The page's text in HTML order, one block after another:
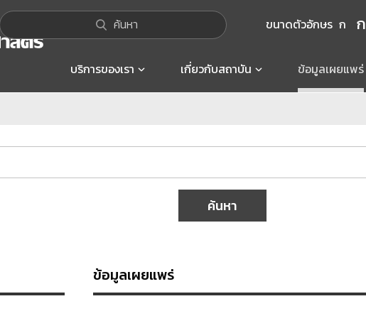
ค้นหา ขนาดตัวอักษร ก ก
บริการของเรา เกี่ยวกับสถาบัน ข้อมูลเผยแพร่
ค้นหา
ข้อมูลเผยแพร่